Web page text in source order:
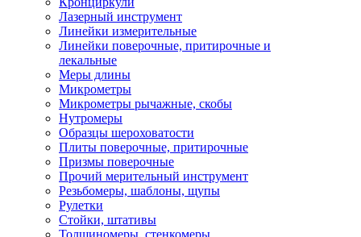
Лазерный инструмент
Линейки измерительные
Линейки поверочные, притирочные и
лекальные
Меры длины
Микрометры
Микрометры рычажные, скобы
Нутромеры
Образцы шероховатости
Плиты поверочные, притирочные
Призмы поверочные
Прочий мерительный инструмент
Резьбомеры, шаблоны, щупы
Рулетки
Стойки, штативы